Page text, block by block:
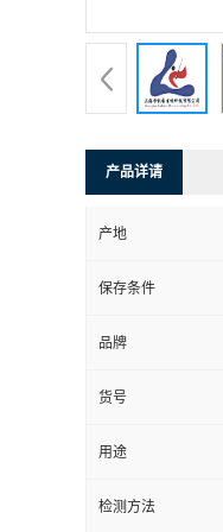
产品详请
产地
保存条件
品牌
货号
用途
检测方法